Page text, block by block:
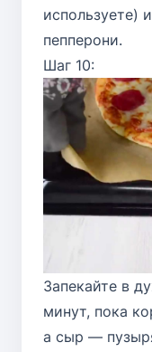
используете)
пепперони.
Шаг 10:
Запекайте в
минут, пока
а сыр —